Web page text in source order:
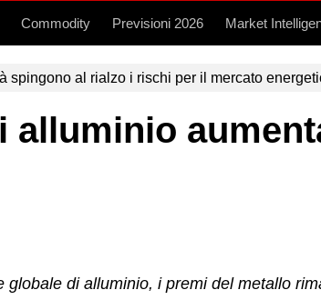
Commodity Previsioni 2026 Market
spingono al rialzo i rischi per il mercato
alluminio
globale di alluminio, i premi del metallo